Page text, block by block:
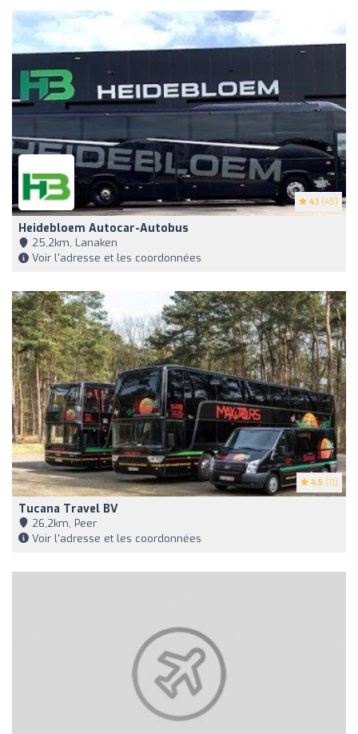
4.1 (45)
Heidebloem Autocar-Autobus
25,2km, Lanaken
Voir l'adresse et les coordonnées
4.5 (11)
Tucana Travel BV
26,2km, Peer
Voir l'adresse et les coordonnées